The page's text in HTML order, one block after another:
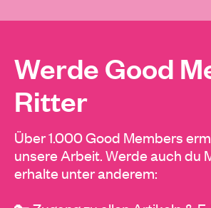
Werde Good
Ritter
Über 1.000 Good Members
unsere Arbeit. Werde auch du
erhalte unter anderem: